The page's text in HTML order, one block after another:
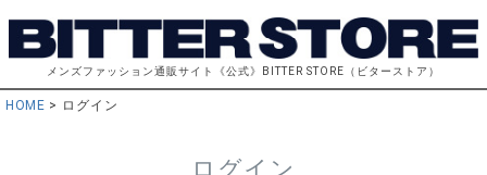
メンズファッション通販サイト《公式》BITTER STORE（ビターストア）
HOME ログイン
ログイン